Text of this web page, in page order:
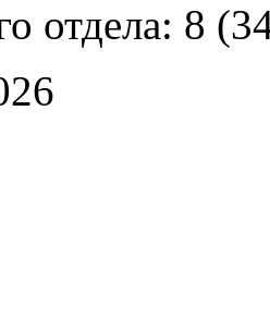
отдела: 8